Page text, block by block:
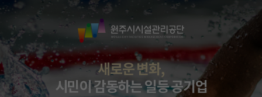
원
주
시
시
설
새로운 변화,
시민이 감동하는 일등 공기업